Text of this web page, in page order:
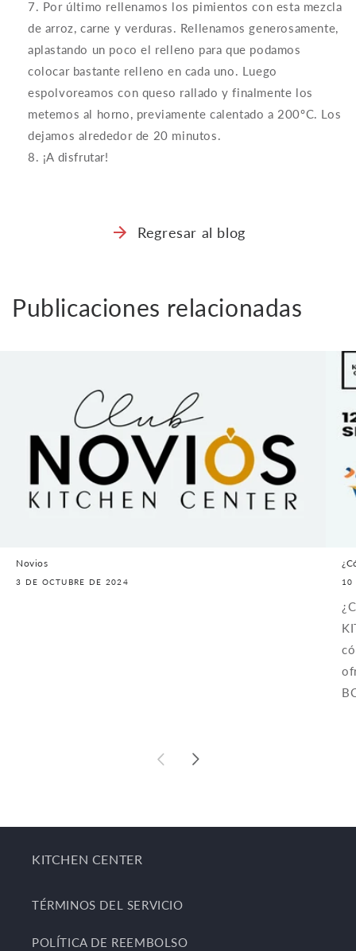
Por último rellenamos los pimientos con esta mezcla
de arroz, carne y verduras. Rellenamos generosamente,
aplastando un poco el relleno para que podamos
colocar bastante relleno en cada uno. Luego
espolvoreamos con queso rallado y finalmente los
metemos al horno, previamente calentado a 200ºC. Los
dejamos alrededor de 20 minutos.
¡A disfrutar!
Regresar al blog
Publicaciones relacionadas
Novios
3 DE OCTUBRE DE 2024 10
KITCHEN CENTER
TÉRMINOS DEL SERVICIO
POLÍTICA DE REEMBOLSO